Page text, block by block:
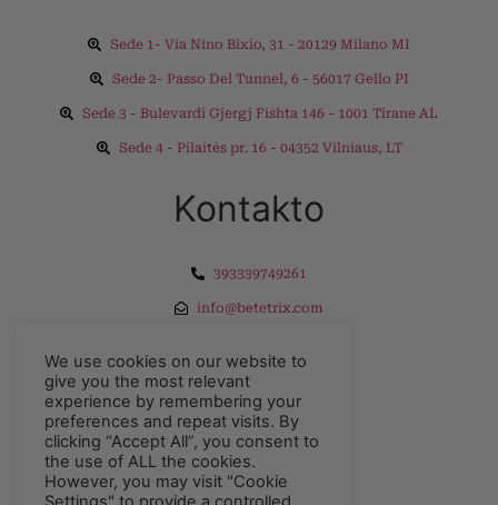
Sede 1- Via Nino Bixio, 31 - 20129 Milano MI
Sede 2- Passo Del Tunnel, 6 - 56017 Gello PI
Sede 3 - Bulevardi Gjergj Fishta 146 - 1001 Tirane AL
Sede 4 - Pilaitės pr. 16 - 04352 Vilniaus, LT
Kontakto
393339749261
info@betetrix.com
Eksploro
Privacy Policy
Refunds
We use cookies on our website to
give you the most relevant
experience by remembering your
preferences and repeat visits. By
clicking “Accept All”, you consent to
the use of ALL the cookies.
However, you may visit "Cookie